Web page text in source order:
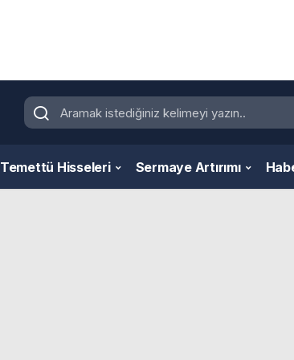
Temettü Hisseleri Sermaye Artırımı